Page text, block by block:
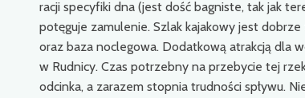
racji specyfiki dna (jest dość bagniste, tak jak
potęguje zamulenie. Szlak kajakowy jest
oraz baza noclegowa. Dodatkową atrakcją dla
w Rudnicy. Czas potrzebny na przebycie tej
odcinka, a zarazem stopnia trudności spływu.